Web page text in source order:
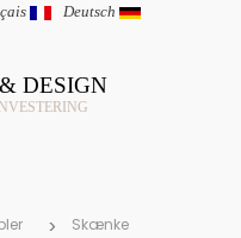
| Deutsch
DESIGN
Skænke